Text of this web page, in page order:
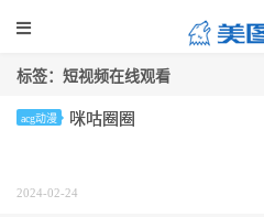
标签：短视频在线观看
acg动漫 咪咕圈圈
2024-02-24